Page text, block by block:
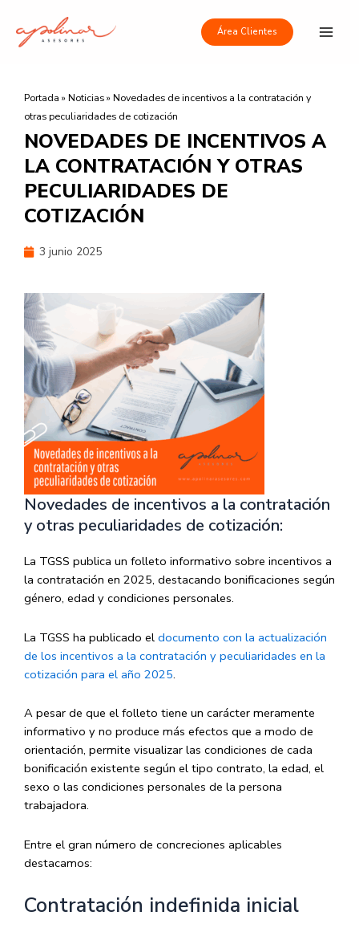
contenido
Área Clientes
Portada » Noticias» Novedades de incentivos a la contratación y
otras peculiaridades de cotización
NOVEDADES DE INCENTIVOS A
LA CONTRATACIÓN Y OTRAS
PECULIARIDADES DE
COTIZACIÓN
3 junio 2025
Novedades de incentivos a la contratación
y otras peculiaridades de cotización:
La TGSS publica un folleto informativo sobre incentivos a
la contratación en 2025, destacando bonificaciones según
género, edad y condiciones personales.
La TGSS ha publicado el documento con la actualización
de los incentivos a la contratación y peculiaridades en la
cotización para el año 2025.
A pesar de que el folleto tiene un carácter meramente
informativo y no produce más efectos que a modo de
orientación, permite visualizar las condiciones de cada
bonificación existente según el tipo contrato, la edad, el
sexo o las condiciones personales de la persona
trabajadora.
Entre el gran número de concreciones aplicables
destacamos:
Contratación indefinida inicial